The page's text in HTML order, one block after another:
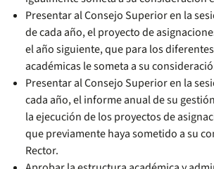
Presentar al Consejo Superior en la
de cada año, el proyecto de
el año siguiente, que para los
académicas le someta a su
Presentar al Consejo Superior en la
cada año, el informe anual de su
la ejecución de los proyectos de
que previamente haya sometido a su
Rector.